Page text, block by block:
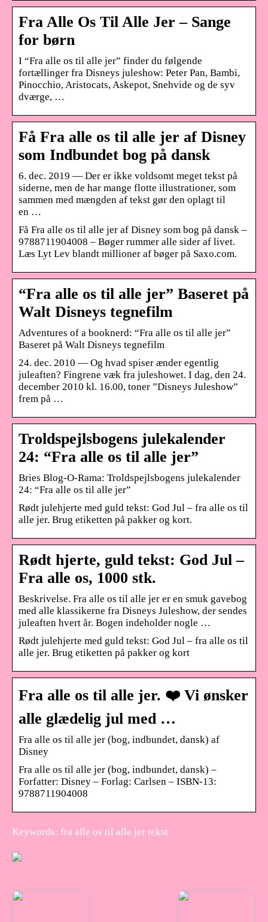
Fra Alle Os Til Alle Jer – Sange
for børn
I “Fra alle os til alle jer” finder du følgende
fortællinger fra Disneys juleshow: Peter Pan, Bambi,
Pinocchio, Aristocats, Askepot, Snehvide og de syv
dværge, …
Få Fra alle os til alle jer af Disney
som Indbundet bog på dansk
6. dec. 2019 — Der er ikke voldsomt meget tekst på
siderne, men de har mange flotte illustrationer, som
sammen med mængden af tekst gør den oplagt til
en …
Få Fra alle os til alle jer af Disney som bog på dansk –
9788711904008 – Bøger rummer alle sider af livet.
Læs Lyt Lev blandt millioner af bøger på Saxo.com.
“Fra alle os til alle jer” Baseret på
Walt Disneys tegnefilm
Adventures of a booknerd: “Fra alle os til alle jer”
Baseret på Walt Disneys tegnefilm
24. dec. 2010 — Og hvad spiser ænder egentlig
juleaften? Fingrene væk fra juleshowet. I dag, den 24.
december 2010 kl. 16.00, toner ”Disneys Juleshow”
frem på …
Troldspejlsbogens julekalender
24: “Fra alle os til alle jer”
Bries Blog-O-Rama: Troldspejlsbogens julekalender
24: “Fra alle os til alle jer”
Rødt julehjerte med guld tekst: God Jul – fra alle os til
alle jer. Brug etiketten på pakker og kort.
Rødt hjerte, guld tekst: God Jul –
Fra alle os, 1000 stk.
Beskrivelse. Fra alle os til alle jer er en smuk gavebog
med alle klassikerne fra Disneys Juleshow, der sendes
juleaften hvert år. Bogen indeholder nogle …
Rødt julehjerte med guld tekst: God Jul – fra alle os til
alle jer. Brug etiketten på pakker og kort
Fra alle os til alle jer. ❤️ Vi ønsker
alle glædelig jul med …
Fra alle os til alle jer (bog, indbundet, dansk) af
Disney
Fra alle os til alle jer (bog, indbundet, dansk) –
Forfatter: Disney – Forlag: Carlsen – ISBN-13:
9788711904008
Keywords: fra alle os til alle jer tekst